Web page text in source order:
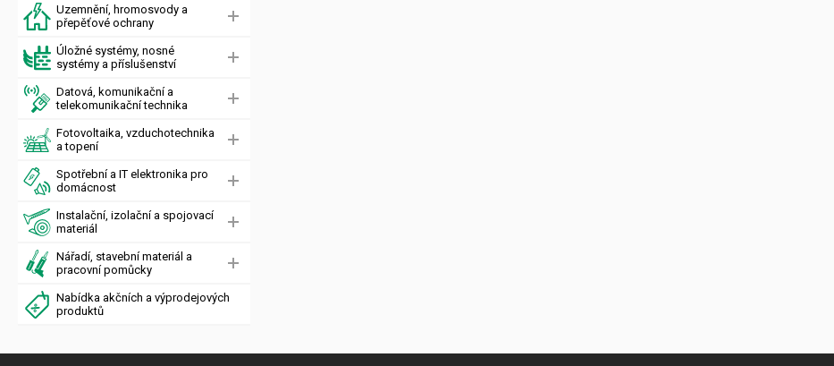
Uzemnění, hromosvody a
přepěťové ochrany
Úložné systémy, nosné
systémy a příslušenství
Datová, komunikační a
telekomunikační technika
Fotovoltaika, vzduchotechnika
a topení
Spotřební a IT elektronika pro
domácnost
Instalační, izolační a spojovací
materiál
Nářadí, stavební materiál a
pracovní pomůcky
Nabídka akčních a výprodejových
produktů